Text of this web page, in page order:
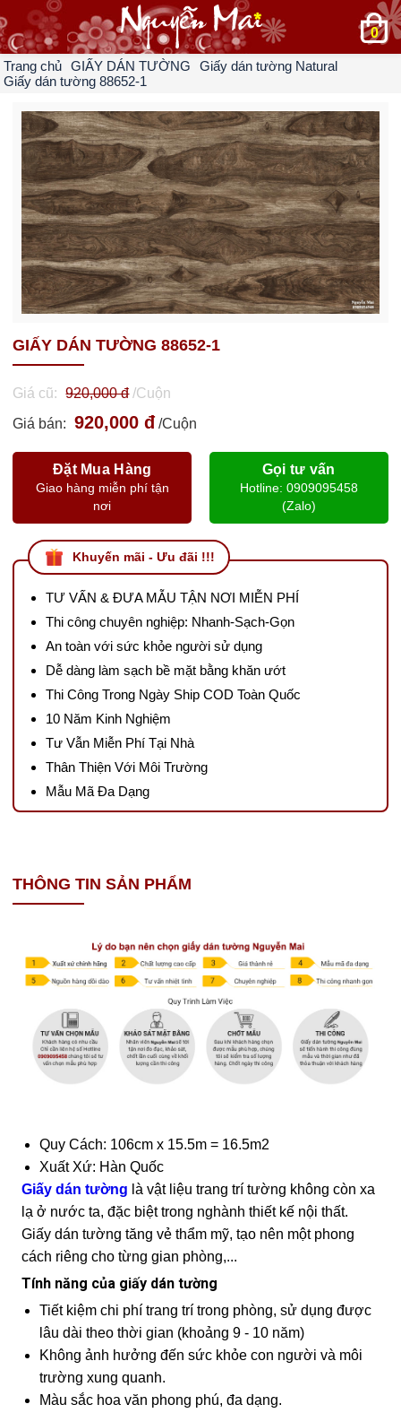
0
Trang chủ GIẤY DÁN TƯỜNG
Giấy dán tường Natural
Giấy dán tường 88652-1
GIẤY DÁN TƯỜNG 88652-1
Giá cũ: 920,000 đ/Cuộn
Giá bán:
920,000 đ /Cuộn
Đặt Mua Hàng
Giao hàng miễn phí tận
nơi
Gọi tư vấn
Hotline: 0909095458
(Zalo)
Khuyến mãi - Ưu đãi !!!
TƯ VẤN & ĐƯA MẪU TẬN NƠI MIỄN PHÍ
Thi công chuyên nghiệp: Nhanh-Sạch-Gọn
An toàn với sức khỏe người sử dụng
Dễ dàng làm sạch bề mặt bằng khăn ướt
Thi Công Trong Ngày Ship COD Toàn Quốc
10 Năm Kinh Nghiệm
Tư Vẫn Miễn Phí Tại Nhà
Thân Thiện Với Môi Trường
Mẫu Mã Đa Dạng
THÔNG TIN SẢN PHẨM
Quy Cách: 106cm x 15.5m = 16.5m2
Xuất Xứ: Hàn Quốc
Giấy dán tường là vật liệu trang trí tường không còn xa
lạ ở nước ta, đặc biệt trong nghành thiết kế nội thất.
Giấy dán tường tăng vẻ thẩm mỹ, tạo nên một phong
cách riêng cho từng gian phòng,...
Tính năng của giấy dán tường
Tiết kiệm chi phí trang trí trong phòng, sử dụng được
lâu dài theo thời gian (khoảng 9 - 10 năm)
Không ảnh hưởng đến sức khỏe con người và môi
trường xung quanh.
Màu sắc hoa văn phong phú, đa dạng.